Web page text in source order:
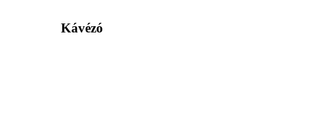
Kávézó